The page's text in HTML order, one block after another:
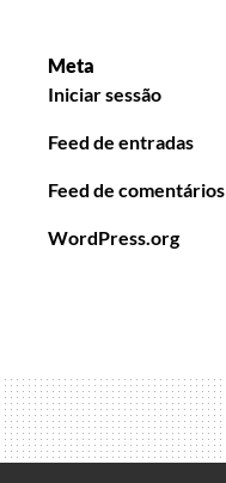
Meta
Iniciar sessão
Feed de entradas
Feed de comentários
WordPress.org